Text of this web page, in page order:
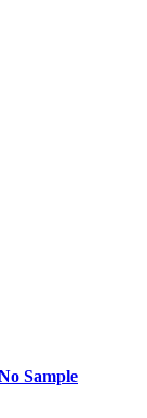
Sample